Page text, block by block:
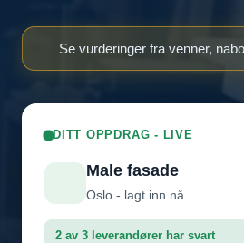
Se vurderinger fra venner,
DITT OPPDRAG - LIVE
Male fasade
Oslo - lagt inn nå
2 av 3 leverandører har svart